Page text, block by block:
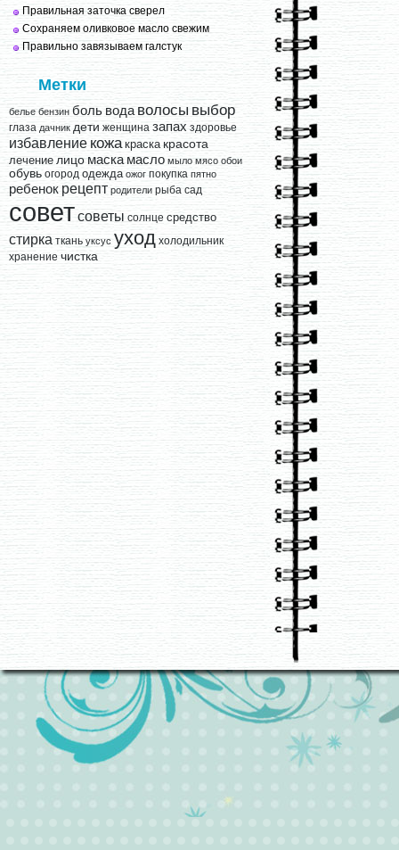
Правильная заточка сверел
Сохраняем оливковое масло свежим
Правильно завязываем галстук
Метки
белье бензин боль вода волосы выбор
глаза дачник дети женщина запах здоровье
избавление кожа краска красота
лечение лицо маска масло мыло мясо обои
обувь огород одежда ожог покупка пятно
ребенок рецепт родители рыба сад
советсоветы солнце средство
стирка ткань уксус уход холодильник
хранение чистка